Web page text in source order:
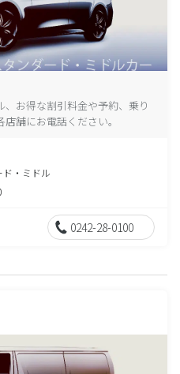
お得な割引料金や予約、乗り
舗にお電話ください。
ド・ミドル
0242-28-0100